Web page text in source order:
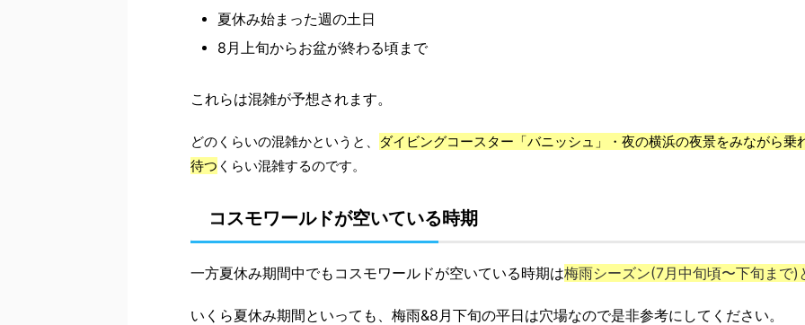
夏休み始まった週の土日
8月上旬からお盆が終わる頃まで
これらは混雑が予想されます。
どのくらいの混雑かというと、
ダイビングコースター「バニッシュ」・夜の横浜の夜景をみながら乗
待つ くらい混雑するのです。
コスモワールドが空いている時期
一方夏休み期間中でもコスモワールドが空いている時期は梅雨シーズン(7月中旬頃〜下旬まで)
いくら夏休み期間といっても、梅雨&8月下旬の平日は穴場なので是非参考にしてください。